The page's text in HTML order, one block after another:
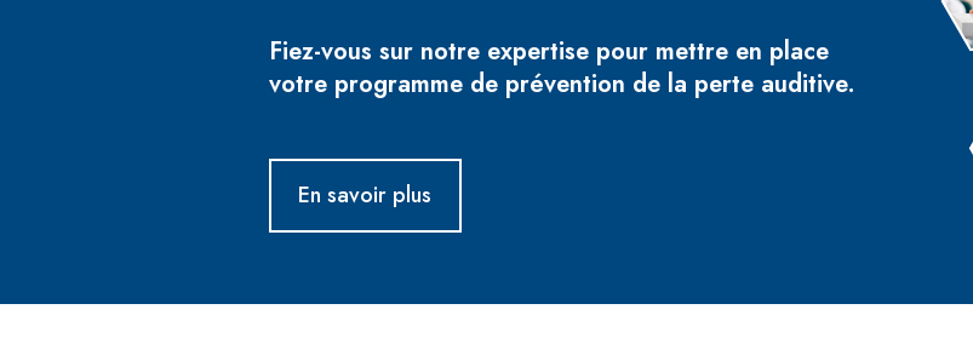
Fiez-vous sur notre expertise pour mettre en place
votre programme de prévention de la perte auditive.
En savoir plus